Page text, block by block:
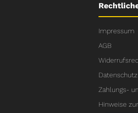
Impressum
AGB
Datenschutz
Zahlungs-
Hinweise